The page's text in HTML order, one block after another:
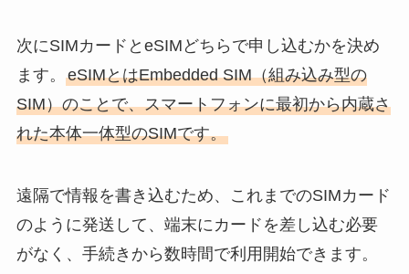
次にSIMカードとeSIMどちらで申し込むかを決め
ます。 eSIMとはEmbedded SIM（組み込み型の
SIM）のことで、スマートフォンに最初から内蔵さ
れた本体一体型のSIMです。
遠隔で情報を書き込むため、これまでのSIMカード
のように発送して、端末にカードを差し込む必要
がなく、手続きから数時間で利用開始できます。